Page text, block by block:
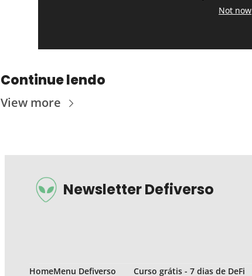
Not now
Continue lendo
View more
Newsletter Defiverso
HomeMenu Defiverso Curso grátis - 7 dias de DeFi